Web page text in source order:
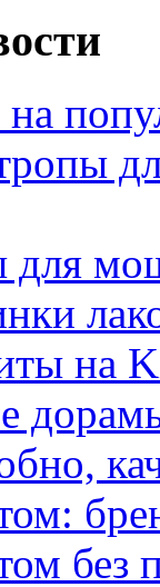
для
на
без